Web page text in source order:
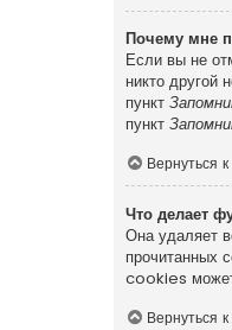
Почему мне
Если вы не
никто другой
пункт
пункт
Вернуться
Что делает
Она удаляет
прочитанных
cookies
Вернуться